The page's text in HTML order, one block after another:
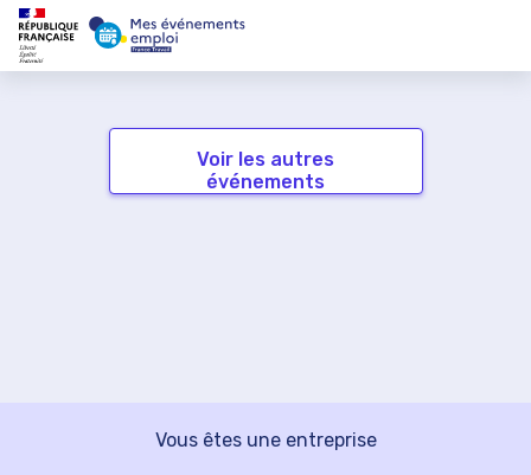
Voir les autres
événements
Vous êtes une entreprise